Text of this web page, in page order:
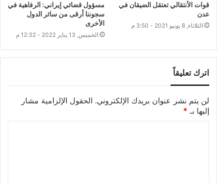
قوات الأنتقالي تعتقل الضيقان في
عدن
الثلاثاء, 8 يونيو 2021 - 3:50 م
مسؤول قضائي إيراني: الرفاهية في
سجوننا أرقى من سائر الدول
الأخرى
الخميس, 13 يناير 2022 - 12:32 م
اترك تعليقاً
لن يتم نشر عنوان بريدك الإلكتروني. الحقول الإلزامية مشار
إليها بـ *